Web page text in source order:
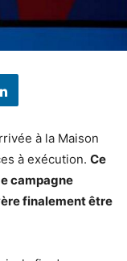
à la Maison
à exécution. Ce
campagne
finalement être